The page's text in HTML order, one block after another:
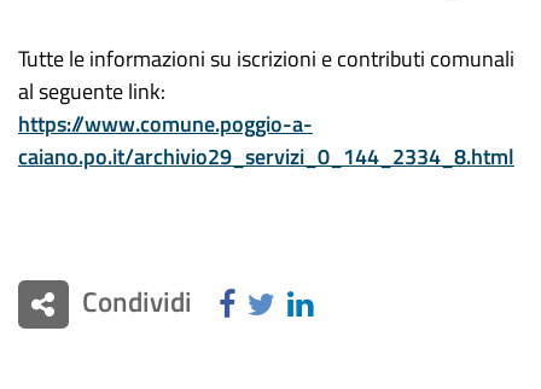
Tutte le informazioni su iscrizioni e contributi comunali
al seguente link:
https://www.comune.poggio-a-
caiano.po.it/archivio29_servizi_0_144_2334_8.html
Condividi